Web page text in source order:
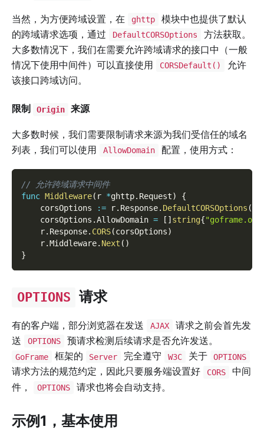
当然，为方便跨域设置，在 ghttp
模块中也提供了默认
的跨域请求选项，通过
DefaultCORSOptions
方法获取。
大多数情况下，我们在需要允许跨域请求的接口中（一般
情况下使用中间件）可以直接使用
CORSDefault()
允许
该接口跨域访问。
限制 Origin 来源
大多数时候，我们需要限制请求来源为我们受信任的域名
列表，我们可以使用
AllowDomain 配置，使用方式：
// 允许跨域请求中间件
func Middleware( r *ghttp. Request)
{
    corsOptions
:= r. Response. DefaultCORSOptions (
    corsOptions
.AllowDomain = [ ] string{
    r
. Response. CORS(corsOptions)
    r
.Middleware. Next ( )
}
OPTIONS 请求
有的客户端，部分浏览器在发送 AJAX
请求之前会首先发
送
OPTIONS 预请求检测后续请求是否允许发送。
GoFrame 框架的 Server 完全遵守 W3C 关于 OPTIONS
请求方法的规范约定，因此只要服务端设置好 CORS
中间
件，
OPTIONS 请求也将会自动支持。
示例1，基本使用